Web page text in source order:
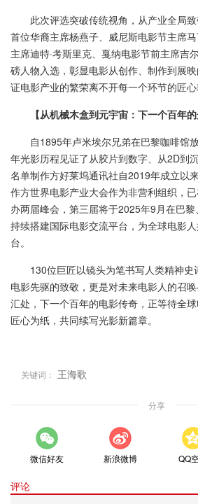
此次评选突破传统视角，从产业全局致
首位华裔主席杨燕子、威尼斯电影节主席
主席迪特·考斯里克、戛纳电影节前主席吉
磅人物入选，彰显电影从创作、制作到展
证电影产业的繁荣离不开每一个环节的匠心
【从机械木盒到元宇宙：下一个百年的
自1895年卢米埃尔兄弟在巴黎咖啡馆
年光影历程见证了从胶片到数字、从2D到
名单制作方好莱坞通讯社自2019年成立以
作方世界电影产业大会作为非营利组织，
办两届峰会，第三届将于2025年9月在巴黎
持续搭建国际电影交流平台，为全球电影
台。
130位巨匠以镜头为笔书写人类精神史
电影先驱的致敬，更是对未来电影人的召
汇处，下一个百年的电影传奇，正等待全
匠心为纸，共同续写光影新篇章。
关键词： 王海歌
分享
微信好友 新浪微博 QQ
评论